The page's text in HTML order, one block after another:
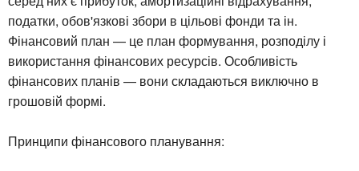
податки, обов'язкові збори в цільові фонди та ін.
Фінансовий план — це план формування, розподілу і
використання фінансових ресурсів. Особливість
фінансових планів — вони складаються виключно в
грошовій формі.
Принципи фінансового планування: